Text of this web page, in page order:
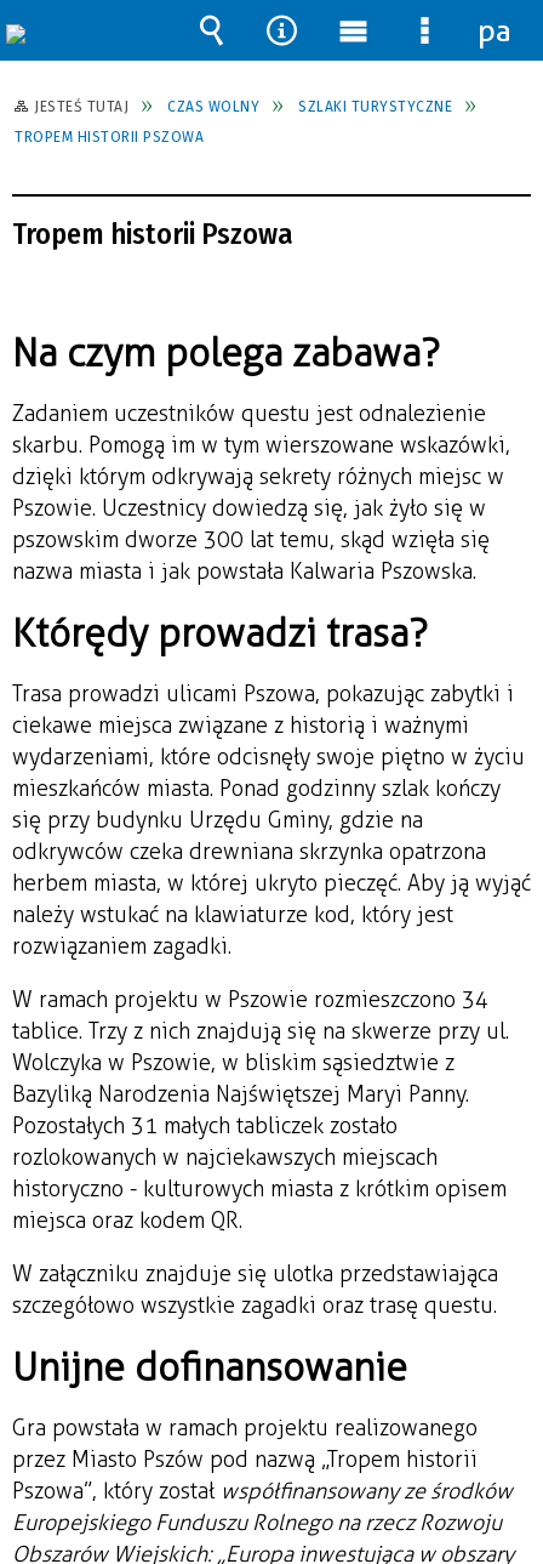
JESTEŚ TUTAJ CZAS WOLNY
SZLAKI TURYSTYCZNE
TROPEM HISTORII PSZOWA
Tropem historii Pszowa
Na czym polega zabawa?
Zadaniem uczestników questu jest odnalezienie
skarbu. Pomogą im w tym wierszowane wskazówki,
dzięki którym odkrywają sekrety różnych miejsc w
Pszowie. Uczestnicy dowiedzą się, jak żyło się w
pszowskim dworze 300 lat temu, skąd wzięła się
nazwa miasta i jak powstała Kalwaria Pszowska.
Którędy prowadzi trasa?
Trasa prowadzi ulicami Pszowa, pokazując zabytki i
ciekawe miejsca związane z historią i ważnymi
wydarzeniami, które odcisnęły swoje piętno w życiu
mieszkańców miasta. Ponad godzinny szlak kończy
się przy budynku Urzędu Gminy, gdzie na
odkrywców czeka drewniana skrzynka opatrzona
herbem miasta, w której ukryto pieczęć. Aby ją wyjąć
należy wstukać na klawiaturze kod, który jest
rozwiązaniem zagadki.
W ramach projektu w Pszowie rozmieszczono 34
tablice. Trzy z nich znajdują się na skwerze przy ul.
Wolczyka w Pszowie, w bliskim sąsiedztwie z
Bazyliką Narodzenia Najświętszej Maryi Panny.
Pozostałych 31 małych tabliczek zostało
rozlokowanych w najciekawszych miejscach
historyczno - kulturowych miasta z krótkim opisem
miejsca oraz kodem QR.
W załączniku znajduje się ulotka przedstawiająca
szczegółowo wszystkie zagadki oraz trasę questu.
Unijne dofinansowanie
Gra powstała w ramach projektu realizowanego
przez Miasto Pszów pod nazwą „Tropem historii
Pszowa”, który został współfinansowany ze środków
Europejskiego Funduszu Rolnego na rzecz Rozwoju
Obszarów Wiejskich: „Europa inwestująca w obszary
Wyszukiwarka
Narzędzia
Menu
główne
Menu